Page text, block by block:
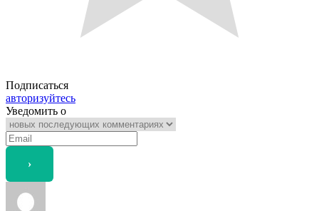
Подписаться
авторизуйтесь
Уведомить о